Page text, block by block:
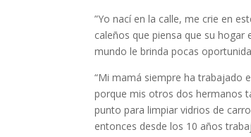
”Yo nací en la calle, me crie en
caleños que piensa que su
mundo le brinda pocas
“Mi mamá siempre ha trabajado
porque mis otros dos hermanos
punto para limpiar vidrios de
entonces desde los 10 años